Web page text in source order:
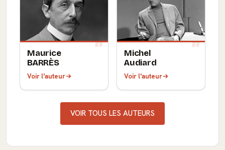
Maurice
BARRÈS
Voir l'auteur
Michel
Audiard
Voir l'auteur
VOIR TOUS LES AUTEURS